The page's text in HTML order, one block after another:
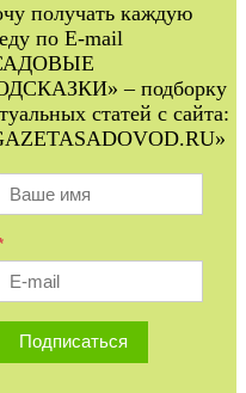
получать каждую
по E-mail
– подборку
статей с сайта:
Подписаться